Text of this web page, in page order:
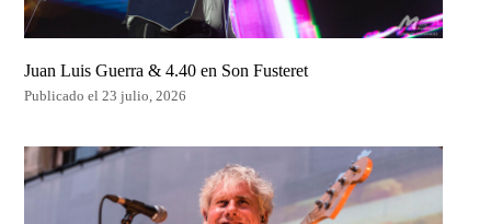
Juan Luis Guerra & 4.40 en Son Fusteret
Publicado el 23 julio, 2026